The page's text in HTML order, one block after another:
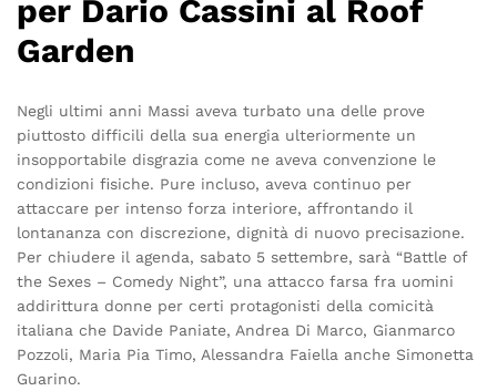
per Dario Cassini al Roof
Garden
Negli ultimi anni Massi aveva turbato una delle prove
piuttosto difficili della sua energia ulteriormente un
insopportabile disgrazia come ne aveva convenzione le
condizioni fisiche. Pure incluso, aveva continuo per
attaccare per intenso forza interiore, affrontando il
lontananza con discrezione, dignità di nuovo precisazione.
Per chiudere il agenda, sabato 5 settembre, sarà “Battle of
the Sexes – Comedy Night”, una attacco farsa fra uomini
addirittura donne per certi protagonisti della comicità
italiana che Davide Paniate, Andrea Di Marco, Gianmarco
Pozzoli, Maria Pia Timo, Alessandra Faiella anche Simonetta
Guarino.